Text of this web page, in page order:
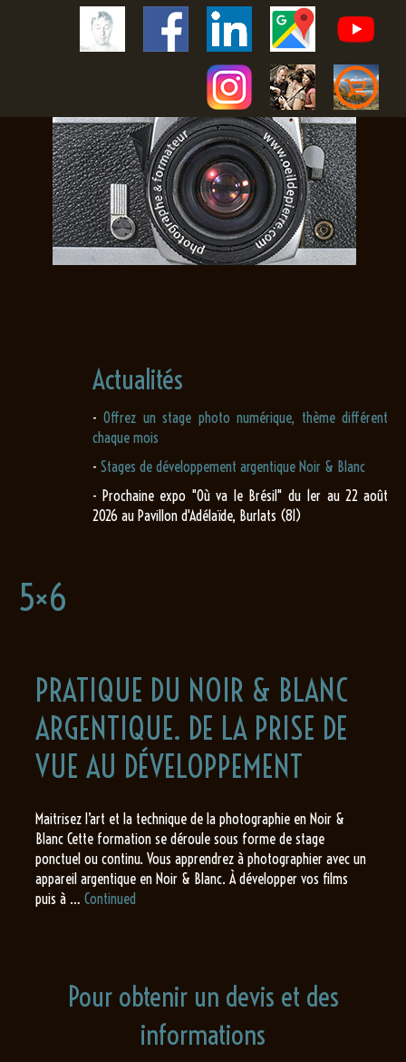
Actualités
-Offrez un stage photo numérique, thème différent
chaque mois
- Stages de développement argentique Noir & Blanc
- Prochaine expo "Où va le Brésil" du 1er au 22 août
2026 au Pavillon d'Adélaïde, Burlats (81)
5×6
PRATIQUE DU NOIR & BLANC
ARGENTIQUE. DE LA PRISE DE
VUE AU DÉVELOPPEMENT
Maitrisez l’art et la technique de la photographie en Noir &
Blanc Cette formation se déroule sous forme de stage
ponctuel ou continu. Vous apprendrez à photographier avec un
appareil argentique en Noir & Blanc. À développer vos films
puis à … Continued
Pour obtenir un devis et des
informations